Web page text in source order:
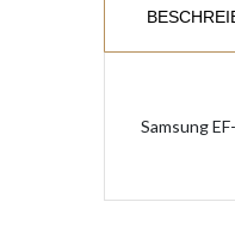
Samsung